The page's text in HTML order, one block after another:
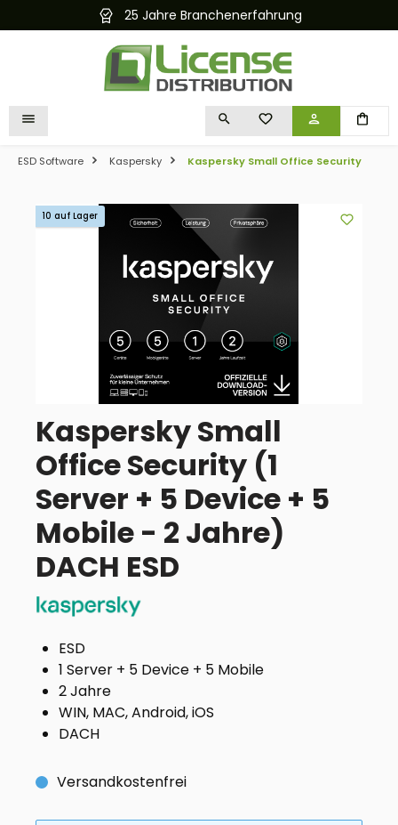
springen 25 Jahre Branchenerfahrung
DU HAST 0 PRODUKTE
ESD Software Kaspersky Kaspersky Small Office Security
Bildergalerie überspringen
10 auf Lager
Kaspersky Small
Office Security (1
Server + 5 Device + 5
Mobile - 2 Jahre)
DACH ESD
ESD
1 Server + 5 Device + 5 Mobile
2 Jahre
WIN, MAC, Android, iOS
DACH
Versandkostenfrei